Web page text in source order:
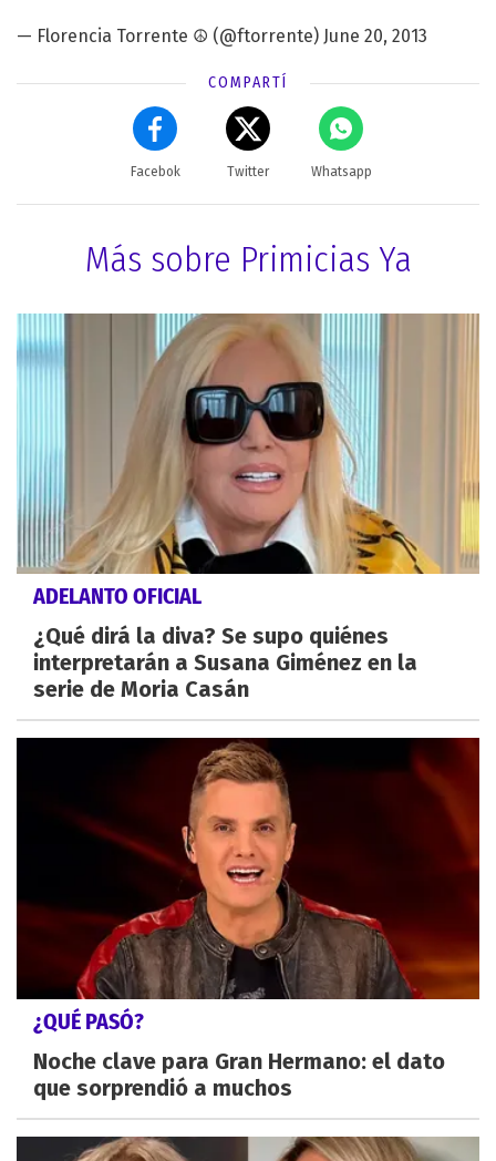
— Florencia Torrente ☮ (@ftorrente) June 20, 2013
COMPARTÍ
Facebok Twitter Whatsapp
Más sobre Primicias Ya
ADELANTO OFICIAL
¿Qué dirá la diva? Se supo quiénes
interpretarán a Susana Giménez en la
serie de Moria Casán
¿QUÉ PASÓ?
Noche clave para Gran Hermano: el dato
que sorprendió a muchos